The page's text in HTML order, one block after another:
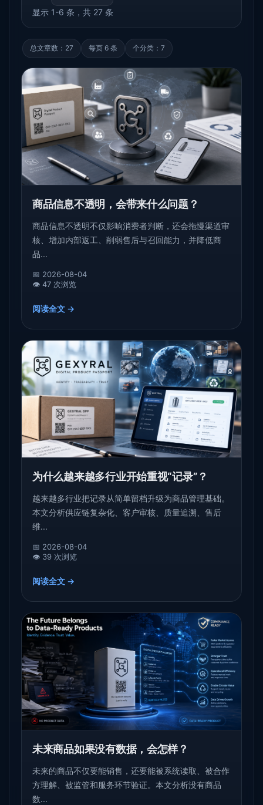
显示 1-6 条，共 27 条
总文章数：27 每页 6 条 个分类：7
商品信息不透明，会带来什么问题？
商品信息不透明不仅影响消费者判断，还会拖慢渠道审
核、增加内部返工、削弱售后与召回能力，并降低商
品...
📅 2026-08-04
👁️ 47 次浏览
阅读全文 →
为什么越来越多行业开始重视“记录”？
越来越多行业把记录从简单留档升级为商品管理基础。
本文分析供应链复杂化、客户审核、质量追溯、售后
维...
📅 2026-08-04
👁️ 39 次浏览
阅读全文 →
未来商品如果没有数据，会怎样？
未来的商品不仅要能销售，还要能被系统读取、被合作
方理解、被监管和服务环节验证。本文分析没有商品
数...